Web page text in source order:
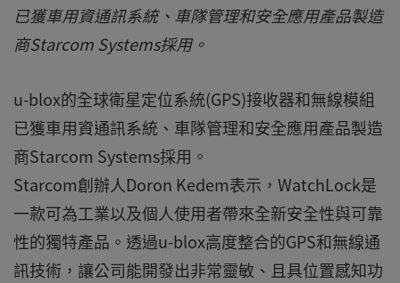
已獲車用資通訊系統、車隊管理和安全應用產品製造
商Starcom Systems採用。
u-blox的全球衛星定位系統(GPS)接收器和無線模組
已獲車用資通訊系統、車隊管理和安全應用產品製造
商Starcom Systems採用。
Starcom創辦人Doron Kedem表示，WatchLock是
一款可為工業以及個人使用者帶來全新安全性與可靠
性的獨特產品。透過u-blox高度整合的GPS和無線通
訊技術，讓公司能開發出非常靈敏、且具位置感知功